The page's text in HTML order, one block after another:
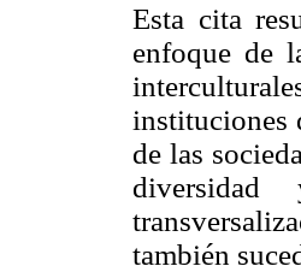
Esta cita
enfoque de
instituciones
de las
también